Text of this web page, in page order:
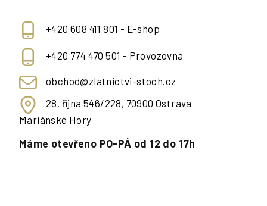
+420 608 411 801 - E-shop
+420 774 470 501 - Provozovna
obchod@zlatnictvi-stoch.cz
28. října 546/228, 70900 Ostrava
Mariánské Hory
Máme otevřeno PO-PÁ od 12 do 17h